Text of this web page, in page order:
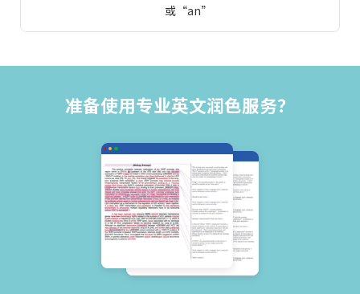
或“an”
准备使用专业英文润色服务？